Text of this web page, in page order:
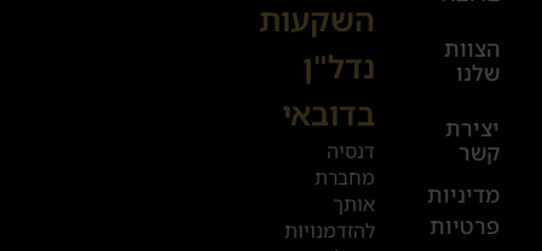
הצוות
שלנו
יצירת
קשר
מדיניות
פרטיות
08:00-
17:00
+972
52
601
2019
השקעות
נדל"ן
בדובאי
דנסיה
מחברת
אותך
להזדמנויות